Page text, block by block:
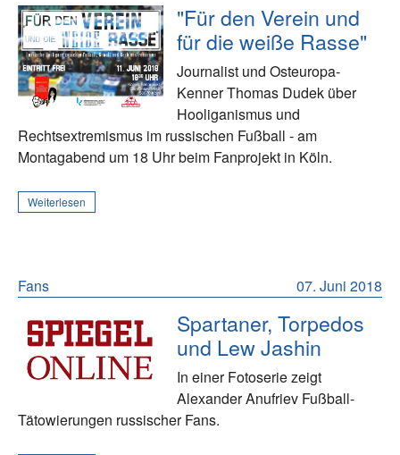
"Für den Verein und
für die weiße Rasse"
Journalist und Osteuropa-
Kenner Thomas Dudek über
Hooliganismus und
Rechtsextremismus im russischen Fußball - am
Montagabend um 18 Uhr beim Fanprojekt in Köln.
Weiterlesen
07. Juni 2018
Fans
Spartaner, Torpedos
und Lew Jashin
In einer Fotoserie zeigt
Alexander Anufriev Fußball-
Tätowierungen russischer Fans.